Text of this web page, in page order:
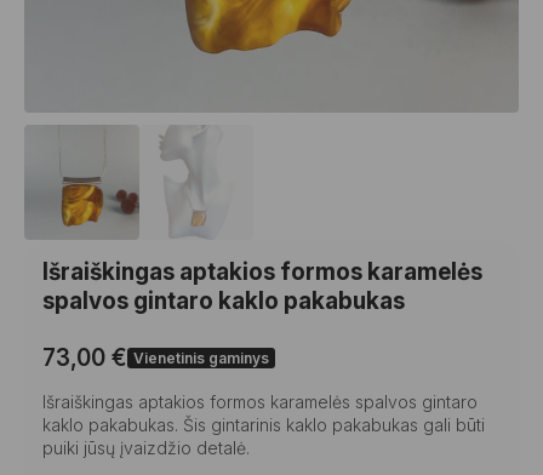
Išraiškingas aptakios formos karamelės
spalvos gintaro kaklo pakabukas
73,00 € Vienetinis gaminys
Išraiškingas aptakios formos karamelės spalvos gintaro
kaklo pakabukas. Šis gintarinis kaklo pakabukas gali būti
puiki jūsų įvaizdžio detalė.